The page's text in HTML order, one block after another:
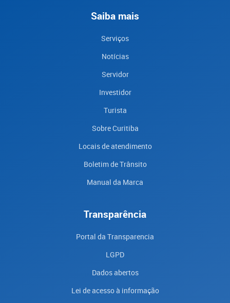
Saiba mais
Serviços
Notícias
Servidor
Investidor
Turista
Sobre Curitiba
Locais de atendimento
Boletim de Trânsito
Manual da Marca
Transparência
Portal da Transparencia
LGPD
Dados abertos
Lei de acesso à informação